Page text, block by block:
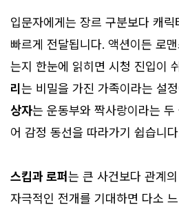
입문자에게는 장르 구분보다 캐
빠르게 전달됩니다. 액션이든 로
는지 한눈에 읽히면 시청 진입이
리 는 비밀을 가진 가족이라는 설
상자는 운동부와 짝사랑이라는
어 감정 동선을 따라가기 쉽습니
스킵과 로퍼는 큰 사건보다 관계
자극적인 전개를 기대하면 다소